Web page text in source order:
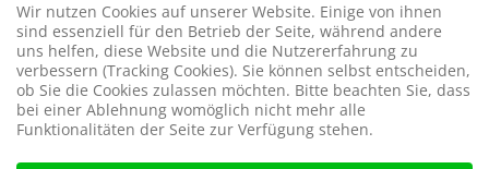
Wir nutzen Cookies auf unserer Website. Einige von ihnen
sind essenziell für den Betrieb der Seite, während andere
uns helfen, diese Website und die Nutzererfahrung zu
verbessern (Tracking Cookies). Sie können selbst entscheiden,
ob Sie die Cookies zulassen möchten. Bitte beachten Sie, dass
bei einer Ablehnung womöglich nicht mehr alle
Funktionalitäten der Seite zur Verfügung stehen.